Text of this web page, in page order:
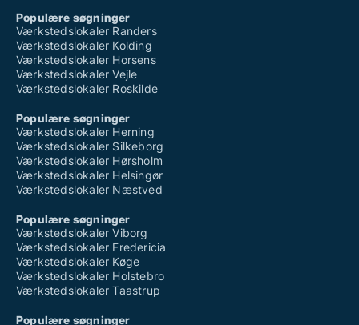
Populære søgninger
Værkstedslokaler Randers
Værkstedslokaler Kolding
Værkstedslokaler Horsens
Værkstedslokaler Vejle
Værkstedslokaler Roskilde
Populære søgninger
Værkstedslokaler Herning
Værkstedslokaler Silkeborg
Værkstedslokaler Hørsholm
Værkstedslokaler Helsingør
Værkstedslokaler Næstved
Populære søgninger
Værkstedslokaler Viborg
Værkstedslokaler Fredericia
Værkstedslokaler Køge
Værkstedslokaler Holstebro
Værkstedslokaler Taastrup
Populære søgninger